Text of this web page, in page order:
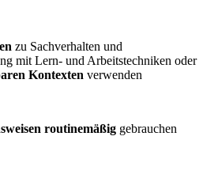
zu Sachverhalten und
mit Lern- und Arbeitstechniken oder
Kontexten verwenden
routinemäßig gebrauchen